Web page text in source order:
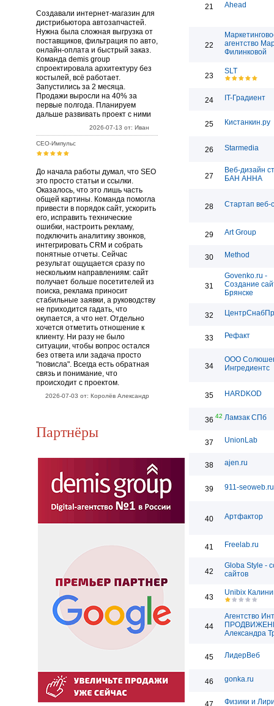
Создавали интернет-магазин для
дистрибьютора автозапчастей.
Нужна была сложная выгрузка от
поставщиков, фильтрация по авто,
онлайн-оплата и быстрый заказ.
Команда demis group
спроектировала архитектуру без
костылей, всё работает.
Запустились за 2 месяца.
Продажи выросли на 40% за
первые полгода. Планируем
дальше развивать проект с ними
2026-07-13 от: Иван
СЕО-Импульс
До начала работы думал, что SEO
это просто статьи и ссылки.
Оказалось, что это лишь часть
общей картины. Команда помогла
привести в порядок сайт, ускорить
его, исправить технические
ошибки, настроить рекламу,
подключить аналитику звонков,
интегрировать CRM и собрать
понятные отчеты. Сейчас
результат ощущается сразу по
нескольким направлениям: сайт
получает больше посетителей из
поиска, реклама приносит
стабильные заявки, а руководству
не приходится гадать, что
окупается, а что нет. Отдельно
хочется отметить отношение к
клиенту. Ни разу не было
ситуации, чтобы вопрос остался
без ответа или задача просто
"повисла". Всегда есть обратная
связь и понимание, что
происходит с проектом.
2026-07-03 от: Королёв Александр
Партнёры
21 Ahead
22
агентство
Филинковой
23
SLT
24 IT-Градиент
25 Кистанкин.ру
26 Starmedia
27
Веб-дизайн
БАН АННА
28 Стартап веб-
29 Art Group
30 Method
31
Govenko.ru -
Создание
Брянске
32
33 Рефакт
34
ООО
Ингредиентс
35 HARDKOD
36 42 Ламзак СПб
37 UnionLab
38 ajen.ru
39 911-seoweb.ru
40 Артфактор
41 Freelab.ru
42
Globa Style -
сайтов
43
Unibix
44
Агентство
Александра
45 ЛидерВеб
46 gonka.ru
Физики и